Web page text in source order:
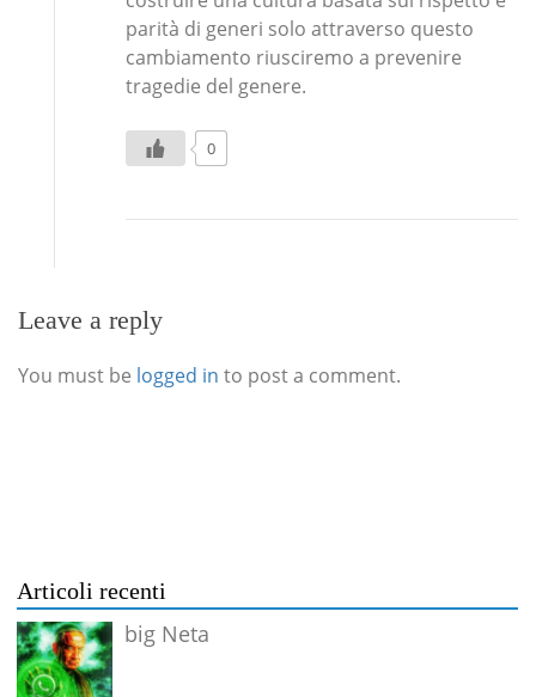
parità di generi solo attraverso questo
cambiamento riusciremo a prevenire
tragedie del genere.
0
Leave a reply
You must be logged in to post a comment.
Articoli recenti
big Neta